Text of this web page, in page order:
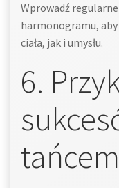
Wprowadź
harmonogramu,
ciała, jak i umysłu.
6.
tańcem